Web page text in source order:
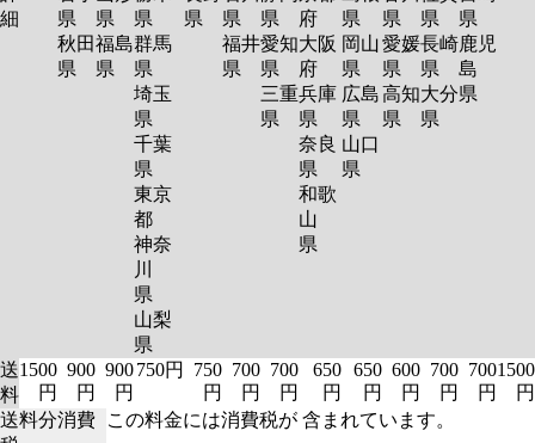
細
県
秋田
県
県
福島
県
県
群馬
県
埼玉
県
千葉
県
東京
都
神奈
川
県
山梨
県
県 県
福井
県
県
愛知
県
三重
県
府
大阪
府
兵庫
県
奈良
県
和歌
山
県
県
岡山
県
広島
県
山口
県
県
愛媛
県
高知
県
県
長崎
県
大分
県
県
鹿児
島
県
送
料
1500
円
900
円
900
円
750円
750
円
700
円
700
円
650
円
650
円
600
円
700
円
700
円
1500
円
送料分消費
この料金には消費税が 含まれています。